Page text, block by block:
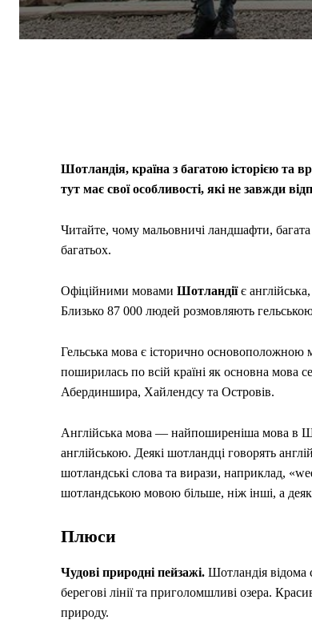
Шотландія, країна з багатою історією та
тут має свої особливості, які не завжди
Читайте, чому мальовничі ландшафти,
багатьох.
Офіційними мовами Шотландіїє
Близько 87 000 людей розмовляють
Гельська мова є історично основоположною
поширилась по всій країні як основна мова
Абердиншира, Хайлендсу та Островів.
Англійська мова — найпоширеніша мова в
англійською. Деякі шотландці говорять
шотландські слова та вирази, наприклад,
шотландською мовою більше, ніж інші, а
Плюси
Чудові природні пейзажі. Шотландія
берегові лінії та приголомшливі озера.
природу.